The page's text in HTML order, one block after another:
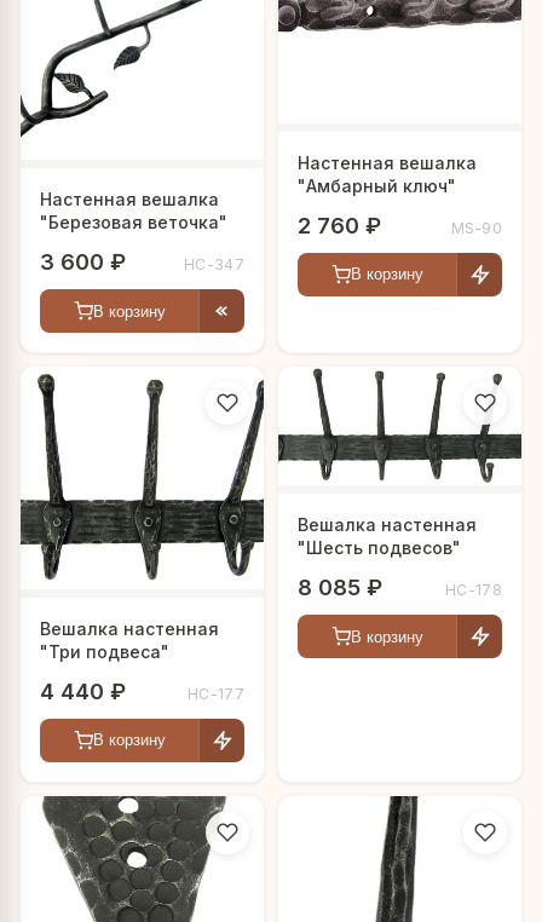
Настенная вешалка
"Березовая веточка"
3 600 ₽ HC-347
В корзину
Настенная вешалка
"Амбарный ключ"
2 760 ₽ MS-90
В корзину
Вешалка настенная
"Три подвеса"
4 440 ₽ HC-177
В корзину
Вешалка настенная
"Шесть подвесов"
8 085 ₽ HC-178
В корзину